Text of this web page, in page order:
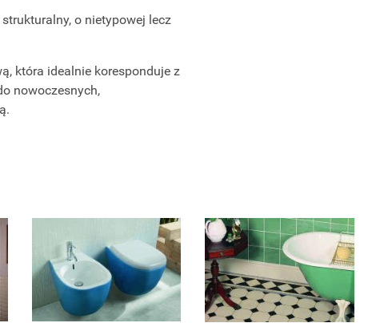
o nietypowej lecz
która idealnie koresponduje z
nowoczesnych,